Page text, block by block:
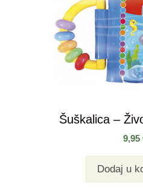
Šuškalica –
9,95
Dodaj u